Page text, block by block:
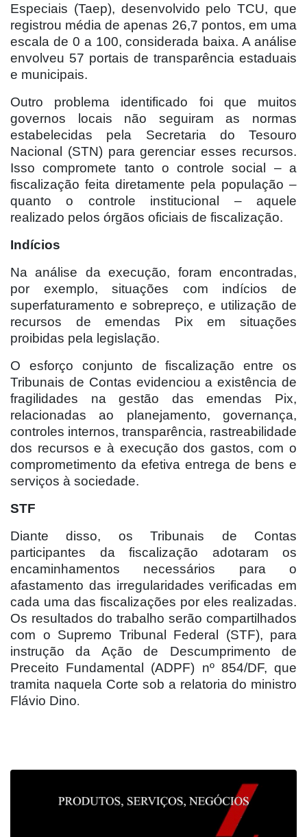
Especiais (Taep), desenvolvido pelo TCU, que
registrou média de apenas 26,7 pontos, em uma
escala de 0 a 100, considerada baixa. A análise
envolveu 57 portais de transparência estaduais
e municipais.
Outro problema identificado foi que muitos
governos locais não seguiram as normas
estabelecidas pela Secretaria do Tesouro
Nacional (STN) para gerenciar esses recursos.
Isso compromete tanto o controle social – a
fiscalização feita diretamente pela população –
quanto o controle institucional – aquele
realizado pelos órgãos oficiais de fiscalização.
Indícios
Na análise da execução, foram encontradas,
por exemplo, situações com indícios de
superfaturamento e sobrepreço, e utilização de
recursos de emendas Pix em situações
proibidas pela legislação.
O esforço conjunto de fiscalização entre os
Tribunais de Contas evidenciou a existência de
fragilidades na gestão das emendas Pix,
relacionadas ao planejamento, governança,
controles internos, transparência, rastreabilidade
dos recursos e à execução dos gastos, com o
comprometimento da efetiva entrega de bens e
serviços à sociedade.
STF
Diante disso, os Tribunais de Contas
participantes da fiscalização adotaram os
encaminhamentos necessários para o
afastamento das irregularidades verificadas em
cada uma das fiscalizações por eles realizadas.
Os resultados do trabalho serão compartilhados
com o Supremo Tribunal Federal (STF), para
instrução da Ação de Descumprimento de
Preceito Fundamental (ADPF) nº 854/DF, que
tramita naquela Corte sob a relatoria do ministro
Flávio Dino.